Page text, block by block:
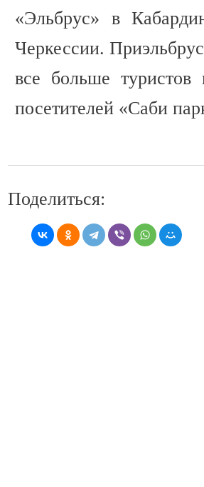
«Эльбрус» в
Черкессии.
все больше
посетителей «Саби
Поделиться: